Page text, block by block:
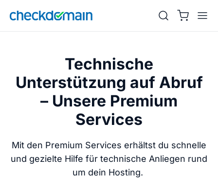
Technische
Unterstützung auf Abruf
– Unsere Premium
Services
Mit den Premium Services erhältst du schnelle
und gezielte Hilfe für technische Anliegen rund
um dein Hosting.